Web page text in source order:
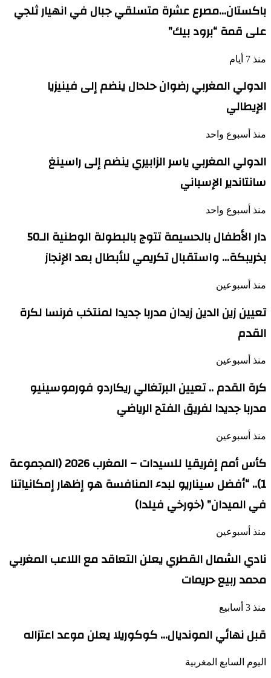
باكستان…مصرع عشرة متسلقي جبال في انهيار ثلجي
على قمة “برود بيك”
منذ 7 أيام
الدولي المغربي رضوان حلحال ينضم إلى فينيزيا
الإيطالي
منذ أسبوع واحد
الدولي المغربي ياسر الزابيري ينضم إلى راسينغ
سانتاندير الإسباني
منذ أسبوع واحد
دار الأطفال بالحسيمة تتوج بالبطولة الوطنية الـ50
بخريبكة… واستقبال تكريمي للأبطال بعد الإنجاز
منذ أسبوعين
تعيين زين الدين زيدان مدربا جديدا لمنتخب فرنسا لكرة
القدم
منذ أسبوعين
كرة القدم .. تعيين البرتغالي ريكاردو فورموسينيو
مدربا جديدا لفريق الفتح الرياضي
منذ أسبوعين
كأس أمم إفريقيا للسيدات – المغرب 2026 (المجموعة
1).. “أفضل سيناريو لبدء المنافسة هو إظهار إمكانياتنا
في الميدان” (خورخي فيلدا)
منذ أسبوعين
نادي الشمال القطري يعلن التعاقد مع اللاعب المغربي
محمد ربيع حريمات
منذ 3 أسابيع
قبل نهائي المونديال… كوكوريلا يعلن موعد اعتزاله
اليوم السابع المغربية